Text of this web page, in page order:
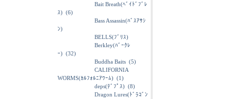
Bait Breath(ﾍﾞｲﾄﾞﾌﾞﾚ
ｽ) (6)
Bass Assassin(ﾊﾞｽｱｻｼ
ﾝ)
BELLS(ﾌﾞﾘｽ)
Berkley(ﾊﾞｰｸﾚ
ｰ) (32)
Buddha Baits (5)
CALIFORNIA
WORMS(ｶﾙﾌｫﾙﾆｱﾜｰﾑ) (1)
deps(ﾃﾞﾌﾟｽ) (8)
Dragon Lures(ﾄﾞﾗｺﾞﾝ